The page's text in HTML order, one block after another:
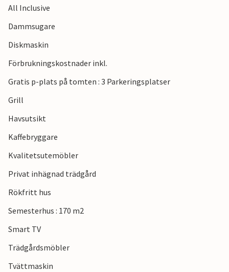
Åk till stranden och njut av havet och solen. I närheten av
och mycket mer.
Njut av din vistelse i detta inbjudande semesterhus.
All Inclusive
Dammsugare
Diskmaskin
Förbrukningskostnader inkl.
Gratis p-plats på tomten : 3 Parkeringsplatser
Grill
Havsutsikt
Kaffebryggare
Kvalitetsutemöbler
Privat inhägnad trädgård
Rökfritt hus
Semesterhus : 170 m2
Smart TV
Trädgårdsmöbler
Tvättmaskin